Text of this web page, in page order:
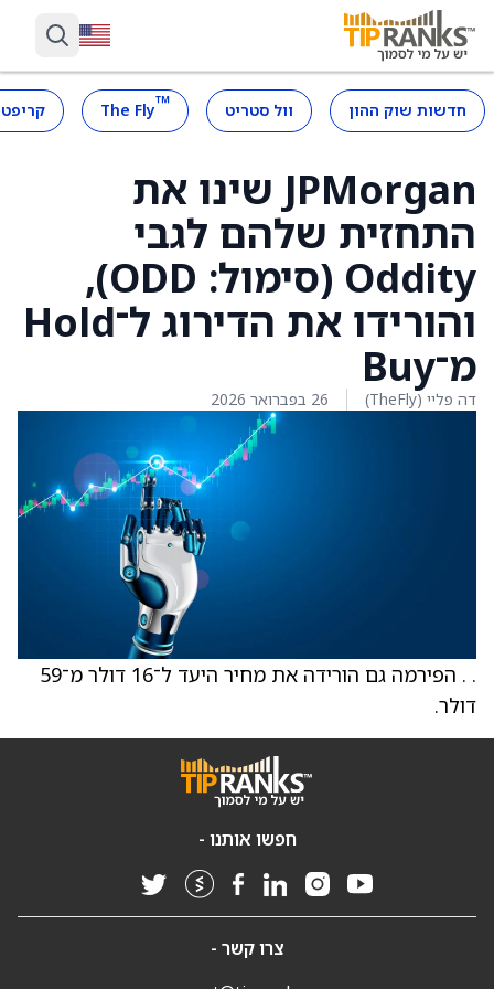
חדשות שוק ההון וול סטריט ™
The Fly
JPMorgan שינו את
התחזית שלהם לגבי
Oddity (סימול: ODD),
והורידו את הדירוג ל־Hold
מ־Buy
דה פליי (TheFly) 26 בפברואר 2026
. . הפירמה גם הורידה את מחיר היעד ל־16 דולר מ־59
דולר.
חפשו אותנו -
צרו קשר -